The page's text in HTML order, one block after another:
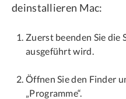
deinstallieren Mac:
Zuerst beenden Sie die
ausgeführt wird.
Öffnen Sie den Finder
„Programme“.